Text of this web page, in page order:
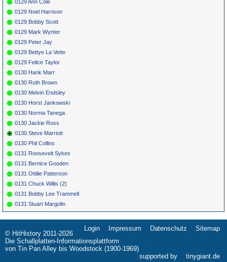
0129 Ann Cole
0129 Noel Harrison
0129 Bobby Scott
0129 Mark Wynter
0129 Peter Jay
0129 Bettye La Vette
0129 Felice Taylor
0130 Hank Marr
0130 Ruth Brown
0130 Melvin Endsley
0130 Horst Jankowski
0130 Norma Tanega
0130 Jackie Ross
0130 Steve Marriott
0130 Phil Collins
0131 Roosevelt Sykes
0131 Bernice Gooden
0131 Ottilie Patterson
0131 Chuck Willis (2)
0131 Bobby Lee Trammell
0131 Stuart Margolin
Navigation
überspringen
Login Impressum Datenschutz Sitemap
© HitHistory 2011-2026
Die Schallplatten-Informationsplattform
von Tin Pan Alley bis Woodstock (1900-1969)
supported by
tinygiant.de